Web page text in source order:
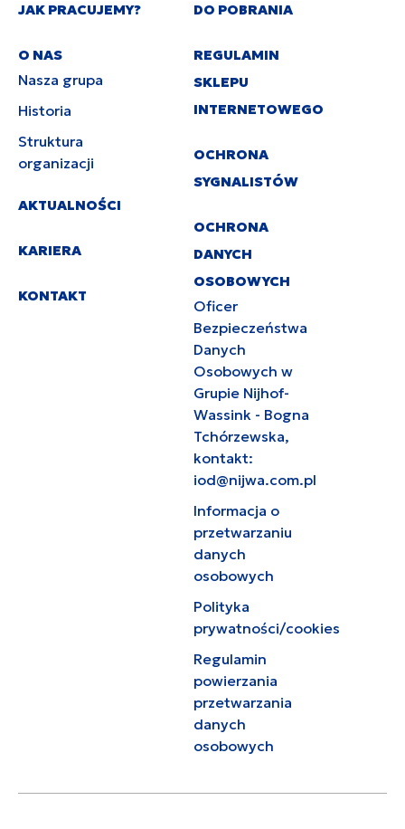
JAK PRACUJEMY?
O NAS
Nasza grupa
Historia
Struktura
organizacji
AKTUALNOŚCI
KARIERA
KONTAKT
DO POBRANIA
REGULAMIN
SKLEPU
INTERNETOWEGO
OCHRONA
SYGNALISTÓW
OCHRONA
DANYCH
OSOBOWYCH
Oficer
Bezpieczeństwa
Danych
Osobowych w
Grupie Nijhof-
Wassink - Bogna
Tchórzewska,
kontakt:
iod@nijwa.com.pl
Informacja o
przetwarzaniu
danych
osobowych
Polityka
prywatności/cookies
Regulamin
powierzania
przetwarzania
danych
osobowych